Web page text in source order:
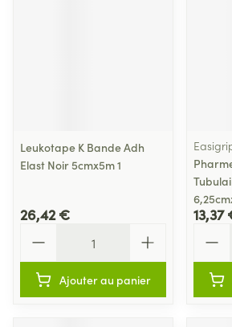
Leukotape K Bande Adh
Elast Noir 5cmx5m 1
26,42 €
Ajouter au panier
13,37